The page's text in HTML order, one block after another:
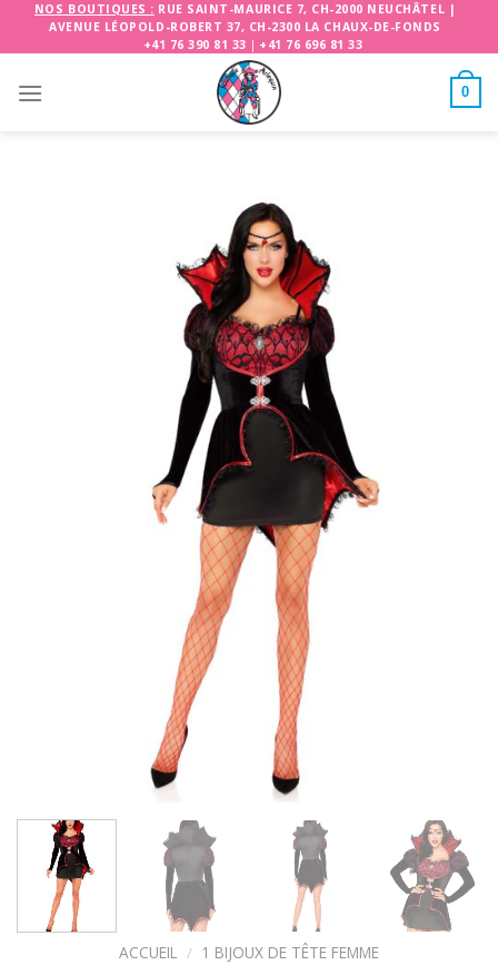
NOS BOUTIQUES : RUE SAINT-MAURICE 7, CH-2000 NEUCHÂTEL |
AVENUE LÉOPOLD-ROBERT 37, CH-2300 LA CHAUX-DE-FONDS
+41 76 390 81 33 | +41 76 696 81 33
0
ACCUEIL / 1 BIJOUX DE TÊTE FEMME